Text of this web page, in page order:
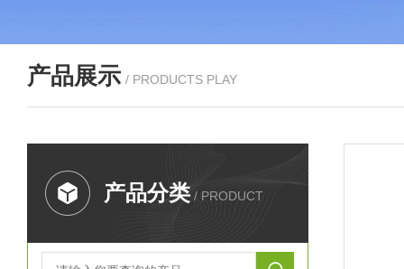
产品展示 / PRODUCTS PLAY
产品分类 / PRODUCT